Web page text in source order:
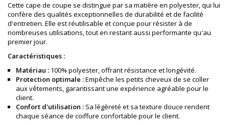
Cette cape de coupe se distingue par sa matière en polyester, qui lui
confère des qualités exceptionnelles de durabilité et de facilité
d'entretien. Elle est réutilisable et conçue pour résister à de
nombreuses utilisations, tout en restant aussi performante qu'au
premier jour.
Caractéristiques :
Matériau : 100% polyester, offrant résistance et longévité.
Protection optimale :Empêche les petits cheveux de se coller
aux vêtements, garantissant une expérience agréable pour le
client.
Confort d'utilisation : Sa légèreté et sa texture douce rendent
chaque séance de coiffure confortable pour le client.